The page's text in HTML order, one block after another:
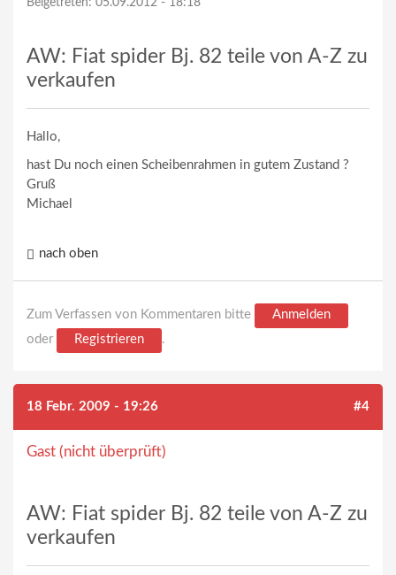
Beigetreten: 05.09.2012 - 18:18
AW: Fiat spider Bj. 82 teile von A-Z zu
verkaufen
Hallo,
hast Du noch einen Scheibenrahmen in gutem Zustand ?
Gruß
Michael
nach oben
Zum Verfassen von Kommentaren bitte
Anmelden
oder
Registrieren .
18 Febr. 2009 - 19:26 #4
Gast (nicht überprüft)
AW: Fiat spider Bj. 82 teile von A-Z zu
verkaufen